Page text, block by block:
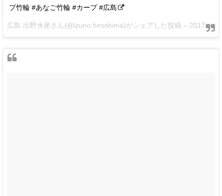
プ竹輪 #あなご竹輪 #カープ #広島
広島 出野水産さん(@izuno.hiroshima)がシェアした投稿 – 2017 6月 28 9:37午後 PDT